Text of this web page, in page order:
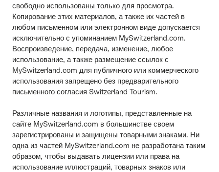
свободно использованы только для просмотра.
Копирование этих материалов, а также их частей в
любом письменном или электронном виде допускается
исключительно с упоминанием MySwitzerland.com.
Воспроизведение, передача, изменение, любое
использование, а также размещение ссылок с
MySwitzerland.com для публичного или коммерческого
использования запрещено без предварительного
письменного согласия Switzerland Tourism.
Различные названия и логотипы, представленные на
сайте MySwitzerland.com в большинстве своем
зарегистрированы и защищены товарными знаками. Ни
одна из частей MySwitzerland.com не разработана таким
образом, чтобы выдавать лицензии или права на
использование иллюстраций, товарных знаков или